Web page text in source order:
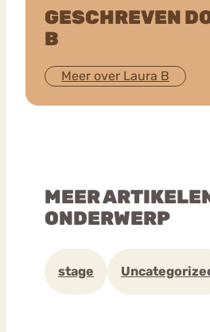
GESCHREVEN
B
Meer over Laura B
MEER
ONDERWERP
stage